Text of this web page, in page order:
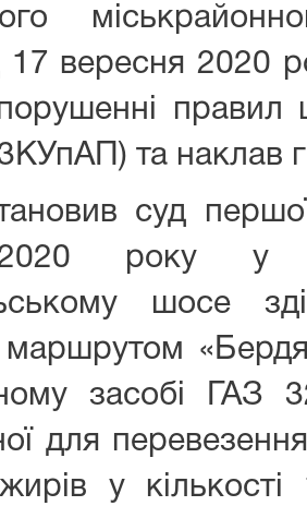
17 вересня 2020
правил
та наклав
суд першої
2020 року у
шосе
маршрутом
засобі ГАЗ
для
у